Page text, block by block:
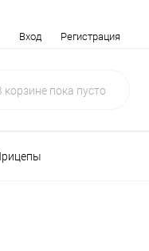
Вход Регистрация
корзине пока пусто